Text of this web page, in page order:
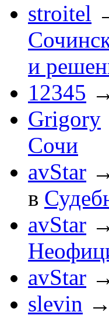
stroitel
и
12345
Grigory
Сочи
avStar
в
avStar
avStar
slevin →